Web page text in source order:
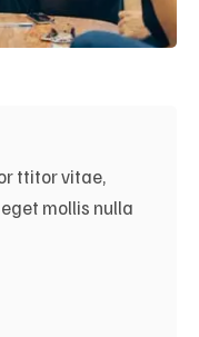
ttitor vitae,
mollis nulla